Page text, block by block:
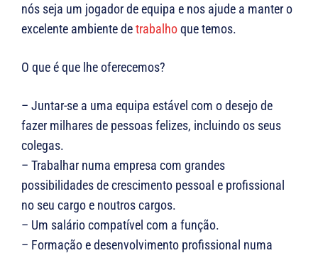
nós seja um jogador de equipa e nos ajude a manter o
excelente ambiente detrabalhoque temos.
O que é que lhe oferecemos?
– Juntar-se a uma equipa estável com o desejo de
fazer milhares de pessoas felizes, incluindo os seus
colegas.
– Trabalhar numa empresa com grandes
possibilidades de crescimento pessoal e profissional
no seu cargo e noutros cargos.
– Um salário compatível com a função.
– Formação e desenvolvimento profissional numa